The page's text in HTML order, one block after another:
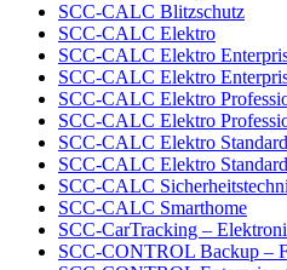
SCC-CALC Blitzschutz
SCC-CALC Elektro
SCC-CALC Elektro
SCC-CALC Elektro
SCC-CALC Elektro
SCC-CALC Elektro
SCC-CALC Elektro
SCC-CALC Elektro
SCC-CALC
SCC-CALC Smarthome
SCC-CarTracking –
SCC-CONTROL Backup –